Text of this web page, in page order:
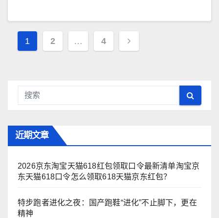
文
航
1 2 … 4
近期文章
2026京东淘宝天猫618红包领取口令最新清单淘宝京
东天猫618口令怎么领取618天猫京东红包？
特步跑者进化之夜：国产跑鞋“进化”不止脚下，更在
精神